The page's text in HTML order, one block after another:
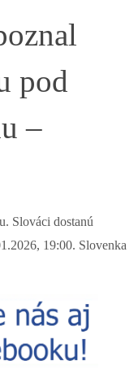
pod
–
Slováci dostanú
19:00. Slovenka